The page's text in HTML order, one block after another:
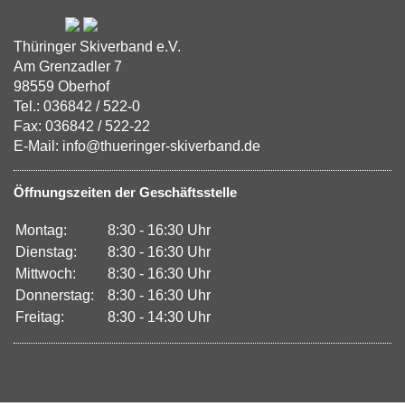
Thüringer Skiverband e.V.
Am Grenzadler 7
98559 Oberhof
Tel.: 036842 / 522-0
Fax: 036842 / 522-22
E-Mail: info@thueringer-skiverband.de
Öffnungszeiten der Geschäftsstelle
Montag:
8:30 - 16:30 Uhr
Dienstag:
8:30 - 16:30 Uhr
Mittwoch:
8:30 - 16:30 Uhr
Donnerstag:
8:30 - 16:30 Uhr
Freitag:
8:30 - 14:30 Uhr